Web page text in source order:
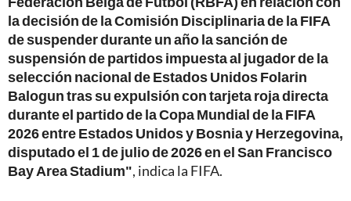
la decisión de la Comisión Disciplinaria de la FIFA
de suspender durante un año la sanción de
suspensión de partidos impuesta al jugador de la
selección nacional de Estados Unidos Folarin
Balogun tras su expulsión con tarjeta roja directa
durante el partido de la Copa Mundial de la FIFA
2026 entre Estados Unidos y Bosnia y Herzegovina,
disputado el 1 de julio de 2026 en el San Francisco
Bay Area Stadium", indica la FIFA.